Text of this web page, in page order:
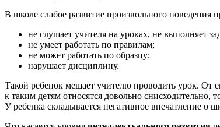
В школе слабое развитие произвольного поведения
не слушает учителя на уроках, не выполняет
не умеет работать по правилам;
не может работать по образцу;
нарушает дисциплину.
Такой ребенок мешает учителю проводить урок. От
к таким детям относятся довольно снисходительно,
У ребенка складывается негативное впечатление о